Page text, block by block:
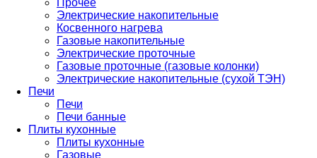
Прочее
Электрические накопительные
Косвенного нагрева
Газовые накопительные
Электрические проточные
Газовые проточные (газовые колонки)
Электрические накопительные (сухой ТЭН)
Печи
Печи
Печи банные
Плиты кухонные
Плиты кухонные
Газовые